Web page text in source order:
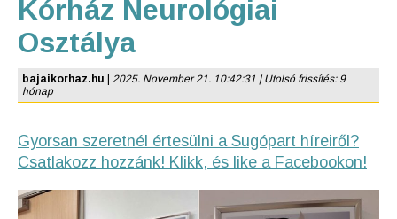
Kórház Neurológiai
Osztálya
bajaikorhaz.hu
2025. November 21. 10:42:31 | Utolsó frissítés: 9
hónap
Gyorsan szeretnél értesülni a Sugópart híreiről?
Csatlakozz hozzánk! Klikk, és like a Facebookon!